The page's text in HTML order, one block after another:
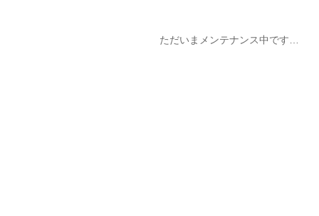
ただいまメンテナンス中です…